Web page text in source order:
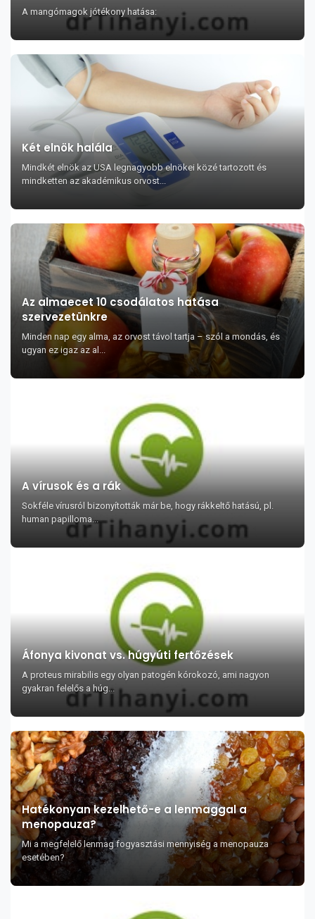
A mangómagok jótékony hatása:
Két elnök halála
Mindkét elnök az USA legnagyobb elnökei közé tartozott és
mindketten az akadémikus orvost...
Az almaecet 10 csodálatos hatása
szervezetünkre
Minden nap egy alma, az orvost távol tartja – szól a mondás, és
ugyan ez igaz az al...
A vírusok és a rák
Sokféle vírusról bizonyították már be, hogy rákkeltő hatású, pl.
human papilloma...
Áfonya kivonat vs. húgyúti fertőzések
A proteus mirabilis egy olyan patogén kórokozó, ami nagyon
gyakran felelős a húg...
Hatékonyan kezelhető-e a lenmaggal a
menopauza?
Mi a megfelelő lenmag fogyasztási mennyiség a menopauza
esetében?